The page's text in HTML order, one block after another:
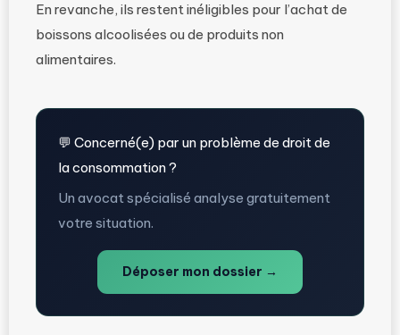
En revanche, ils restent inéligibles pour l’achat de
boissons alcoolisées ou de produits non
alimentaires.
💬 Concerné(e) par un problème de droit de
la consommation ?
Un avocat spécialisé analyse gratuitement
votre situation.
Déposer mon dossier →